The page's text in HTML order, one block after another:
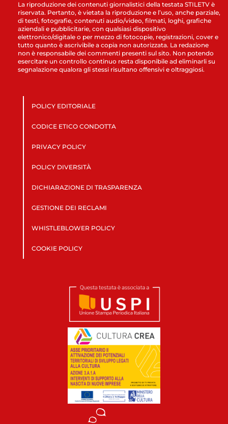
La riproduzione dei contenuti giornalistici della testata STILETV è
riservata. Pertanto, è vietata la riproduzione e l’uso, anche parziale,
di testi, fotografie, contenuti audio/video, filmati, loghi, grafiche
aziendali e pubblicitarie, con qualsiasi dispositivo
elettronico/digitale o per mezzo di fotocopie, registrazioni, cover e
tutto quanto è ascrivibile a copia non autorizzata. La redazione
non è responsabile dei commenti presenti sul sito. Non potendo
esercitare un controllo continuo resta disponibile ad eliminarli su
segnalazione qualora gli stessi risultano offensivi e oltraggiosi.
POLICY EDITORIALE
CODICE ETICO CONDOTTA
PRIVACY POLICY
POLICY DIVERSITÀ
DICHIARAZIONE DI TRASPARENZA
GESTIONE DEI RECLAMI
WHISTLEBLOWER POLICY
COOKIE POLICY